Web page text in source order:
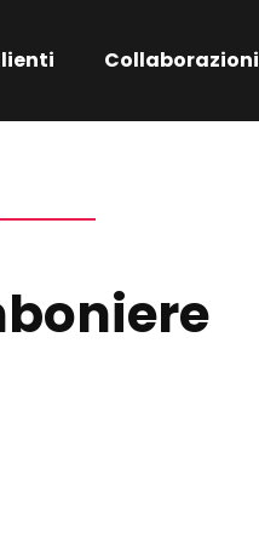
Collaborazioni